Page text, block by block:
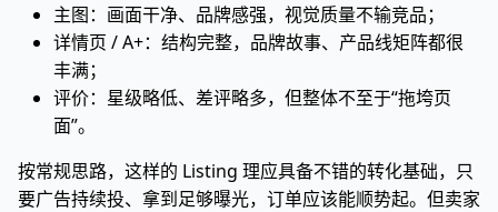
主图：画面干净、品牌感强，视觉质量不输竞品；
详情页 / A+：结构完整，品牌故事、产品线矩阵都很
丰满；
评价：星级略低、差评略多，但整体不至于“拖垮页
面”。
按常规思路，这样的 Listing 理应具备不错的转化基础，只
要广告持续投、拿到足够曝光，订单应该能顺势起。但卖家